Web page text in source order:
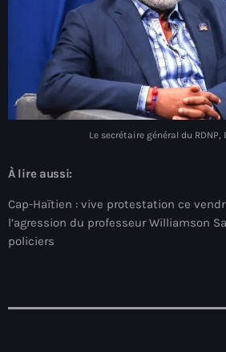
juin 2024
mai 2024
Catégories
“Viv Ansanm”
#freecarel
#KPK
Le secrétaire général du
À lire aussi:
Cap-Haïtien : vive protestation ce
l’agression du professeur Williamson
policiers